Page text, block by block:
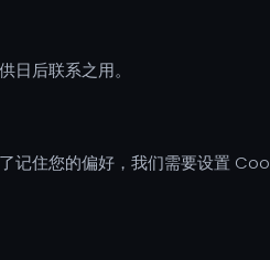
后联系之用。
记住您的偏好，我们需要设置